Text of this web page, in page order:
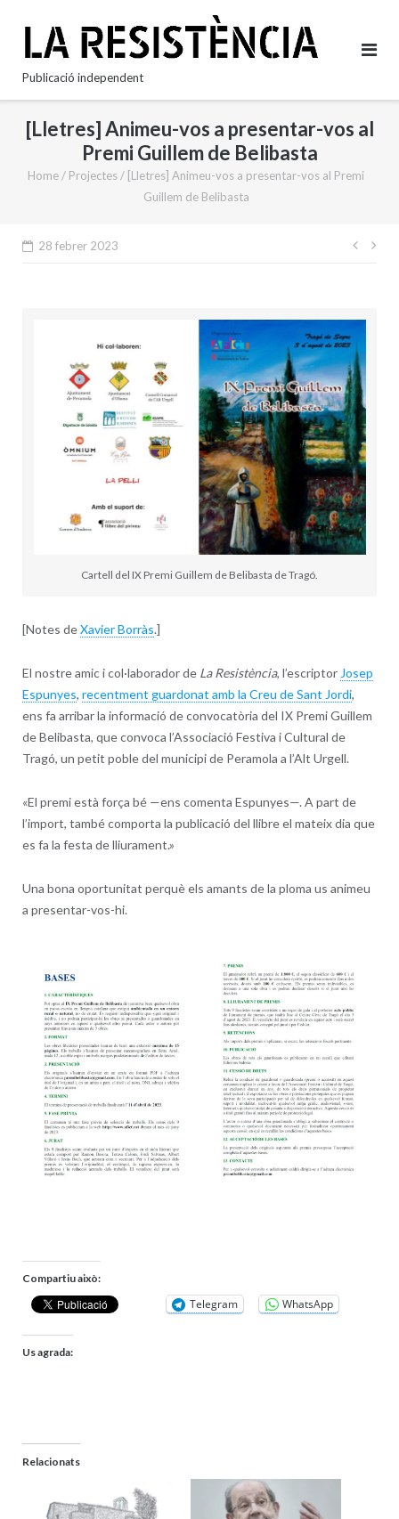
content
Publicació independent
[Lletres] Animeu-vos a presentar-vos al
Premi Guillem de Belibasta
Home / Projectes / [Lletres] Animeu-vos a presentar-vos al Premi
Guillem de Belibasta
28 febrer 2023
Cartell del IX Premi Guillem de Belibasta de Tragó.
[Notes deXavier Borràs.]
El nostre amic i col·laborador de La Resistència, l’escriptor Josep
Espunyes, recentment guardonat amb la Creu de Sant Jordi,
ens fa arribar la informació de convocatòria del IX Premi Guillem
de Belibasta, que convoca l’Associació Festiva i Cultural de
Tragó, un petit poble del municipi de Peramola a l’Alt Urgell.
«El premi està força bé —ens comenta Espunyes—. A part de
l’import, també comporta la publicació del llibre el mateix dia que
es fa la festa de lliurament.»
Una bona oportunitat perquè els amants de la ploma us animeu
a presentar-vos-hi.
Compartiu això:
Telegram WhatsApp
Us agrada:
Relacionats